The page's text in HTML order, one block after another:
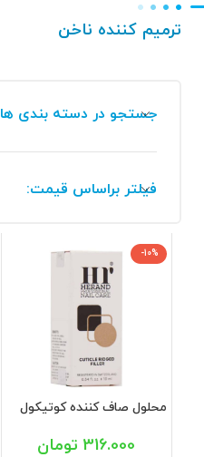
ترمیم کننده ناخن
جستجو در دسته بندی ها
فیلتر براساس قیمت:
-10%
محلول صاف کننده کوتیکول
316.000 تومان